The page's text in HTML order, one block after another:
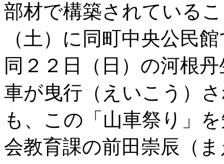
部材で構築されている
（土）に同町中央公民
同２２日（日）の河根
車が曳行（えいこう）
も、この「山車祭り」
会教育課の前田崇辰（